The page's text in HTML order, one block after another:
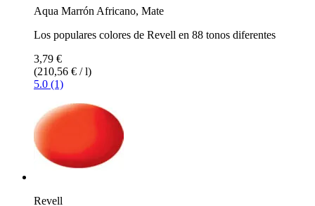
Aqua Marrón Africano, Mate
Los populares colores de Revell en 88 tonos diferentes
3,79 €
(210,56 € / l)
5.0 (1)
Revell